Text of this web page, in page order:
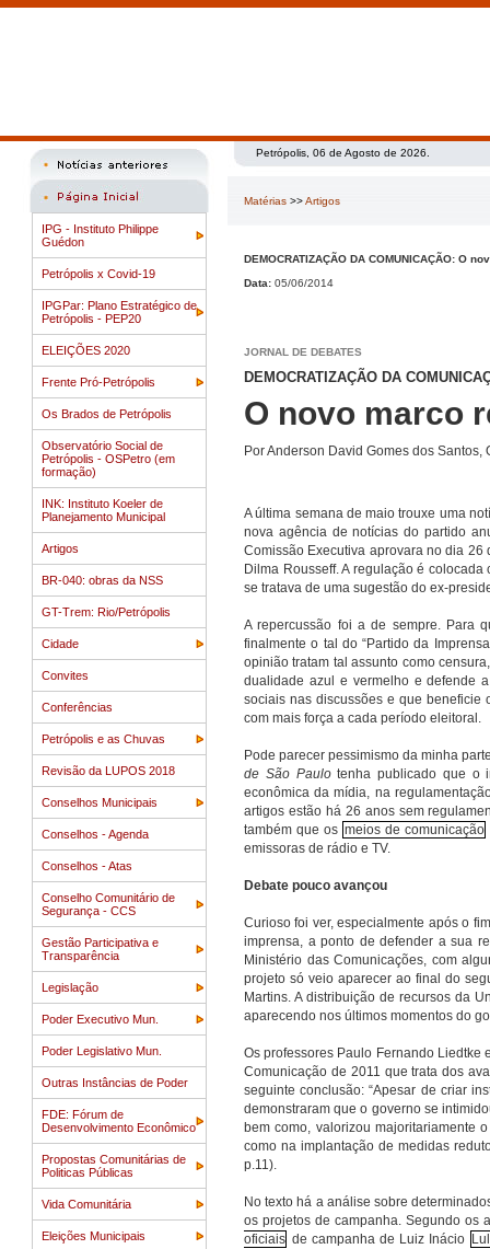
IPG - Instituto Philippe
Guédon
Petrópolis x Covid-19
IPGPar: Plano Estratégico de
Petrópolis - PEP20
ELEIÇÕES 2020
Frente Pró-Petrópolis
Os Brados de Petrópolis
Observatório Social de
Petrópolis - OSPetro (em
formação)
INK: Instituto Koeler de
Planejamento Municipal
Artigos
BR-040: obras da NSS
GT-Trem: Rio/Petrópolis
Cidade
Convites
Conferências
Petrópolis e as Chuvas
Revisão da LUPOS 2018
Conselhos Municipais
Conselhos - Agenda
Conselhos - Atas
Conselho Comunitário de
Segurança - CCS
Gestão Participativa e
Transparência
Legislação
Poder Executivo Mun.
Poder Legislativo Mun.
Outras Instâncias de Poder
FDE: Fórum de
Desenvolvimento Econômico
Propostas Comunitárias de
Politicas Públicas
Vida Comunitária
Eleições Municipais
Petrópolis, 06 de Agosto de 2026.
Matérias >>Artigos
DEMOCRATIZAÇÃO DA COMUNICAÇÃO: O
Data: 05/06/2014
JORNAL DE DEBATES
DEMOCRATIZAÇÃO DA
O novo marco
Por Anderson David Gomes dos
A última semana de maio trouxe uma
nova agência de notícias do partido
Comissão Executiva aprovara no dia
Dilma Rousseff. A regulação é
se tratava de uma sugestão do ex-
A repercussão foi a de sempre. Para
finalmente o tal do “Partido da
opinião tratam tal assunto como
dualidade azul e vermelho e defende
sociais nas discussões e que beneficie
com mais força a cada período eleitoral.
Pode parecer pessimismo da minha
de São Paulo tenha publicado que o
econômica da mídia, na
artigos estão há 26 anos sem
também que os meios de comunicação
emissoras de rádio e TV.
Debate pouco avançou
Curioso foi ver, especialmente após o
imprensa, a ponto de defender a sua
Ministério das Comunicações, com
projeto só veio aparecer ao final do
Martins. A distribuição de recursos da
aparecendo nos últimos momentos do
Os professores Paulo Fernando Liedtke
Comunicação de 2011 que trata dos
seguinte conclusão: “Apesar de criar
demonstraram que o governo se
bem como, valorizou majoritariamente
como na implantação de medidas
p.11).
No texto há a análise sobre
os projetos de campanha. Segundo os
oficiais de campanha de Luiz Inácio